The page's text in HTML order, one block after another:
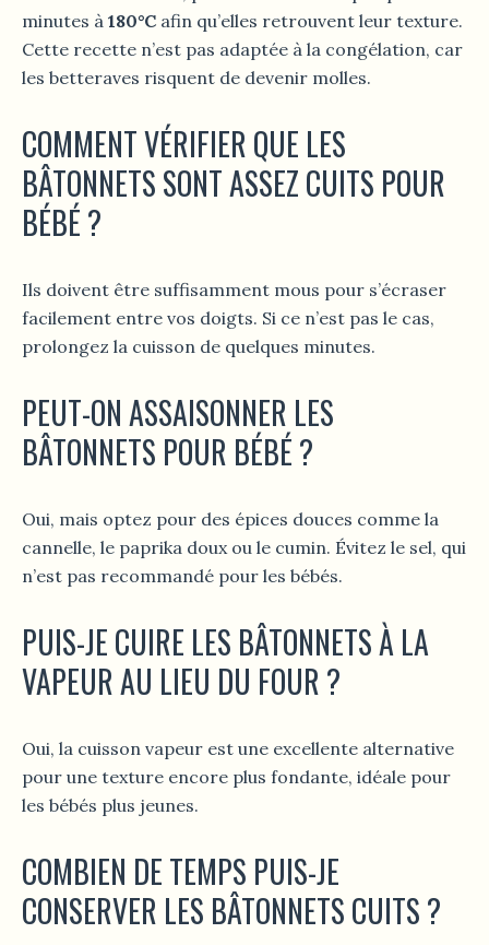
minutes à 180°C afin qu’elles retrouvent leur texture.
Cette recette n’est pas adaptée à la congélation, car
les betteraves risquent de devenir molles.
COMMENT VÉRIFIER QUE LES
BÂTONNETS SONT ASSEZ CUITS POUR
BÉBÉ ?
Ils doivent être suffisamment mous pour s’écraser
facilement entre vos doigts. Si ce n’est pas le cas,
prolongez la cuisson de quelques minutes.
PEUT-ON ASSAISONNER LES
BÂTONNETS POUR BÉBÉ ?
Oui, mais optez pour des épices douces comme la
cannelle, le paprika doux ou le cumin. Évitez le sel, qui
n’est pas recommandé pour les bébés.
PUIS-JE CUIRE LES BÂTONNETS À LA
VAPEUR AU LIEU DU FOUR ?
Oui, la cuisson vapeur est une excellente alternative
pour une texture encore plus fondante, idéale pour
les bébés plus jeunes.
COMBIEN DE TEMPS PUIS-JE
CONSERVER LES BÂTONNETS CUITS ?